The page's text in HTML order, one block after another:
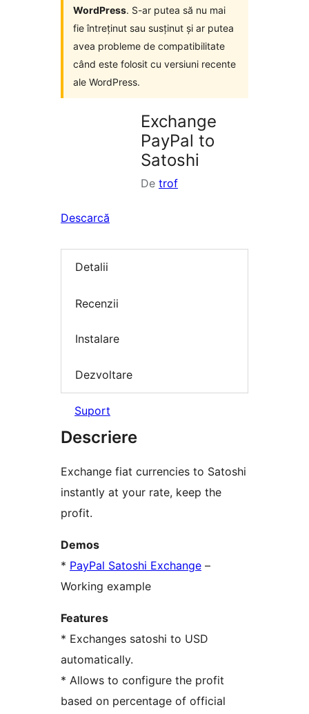
WordPress. S-ar putea să nu mai
fie întreținut sau susținut și ar putea
avea probleme de compatibilitate
când este folosit cu versiuni recente
ale WordPress.
Exchange
PayPal to
Satoshi
De trof
Descarcă
Detalii
Recenzii
Instalare
Dezvoltare
Suport
Descriere
Exchange fiat currencies to Satoshi
instantly at your rate, keep the
profit.
Demos
* PayPal Satoshi Exchange –
Working example
Features
* Exchanges satoshi to USD
automatically.
* Allows to configure the profit
based on percentage of official